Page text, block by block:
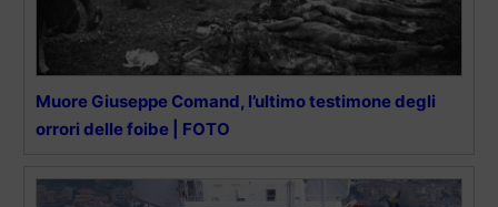
Muore Giuseppe Comand, l’ultimo testimone degli
orrori delle foibe | FOTO